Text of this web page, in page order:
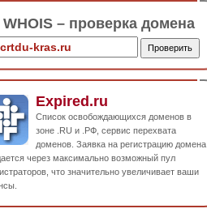
WHOIS – проверка домена
Expired.ru
Список освобождающихся доменов в
зоне .RU и .РФ, сервис перехвата
доменов. Заявка на регистрацию домена
через максимально возможный пул
что значительно увеличивает ваши